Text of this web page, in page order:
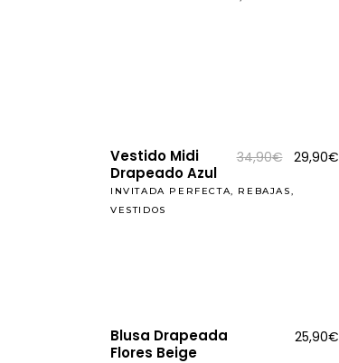
REBAJAS
Vestido Midi
Drapeado Azul
34,90€ El
precio
era:
29,90€El
INVITADA PERFECTA REBAJAS
VESTIDOS
Blusa Drapeada
Flores Beige
25,90€